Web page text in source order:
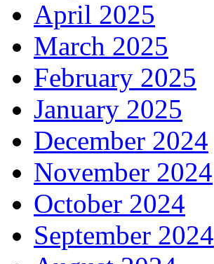
April 2025
March 2025
February 2025
January 2025
December 2024
November 2024
October 2024
September 2024